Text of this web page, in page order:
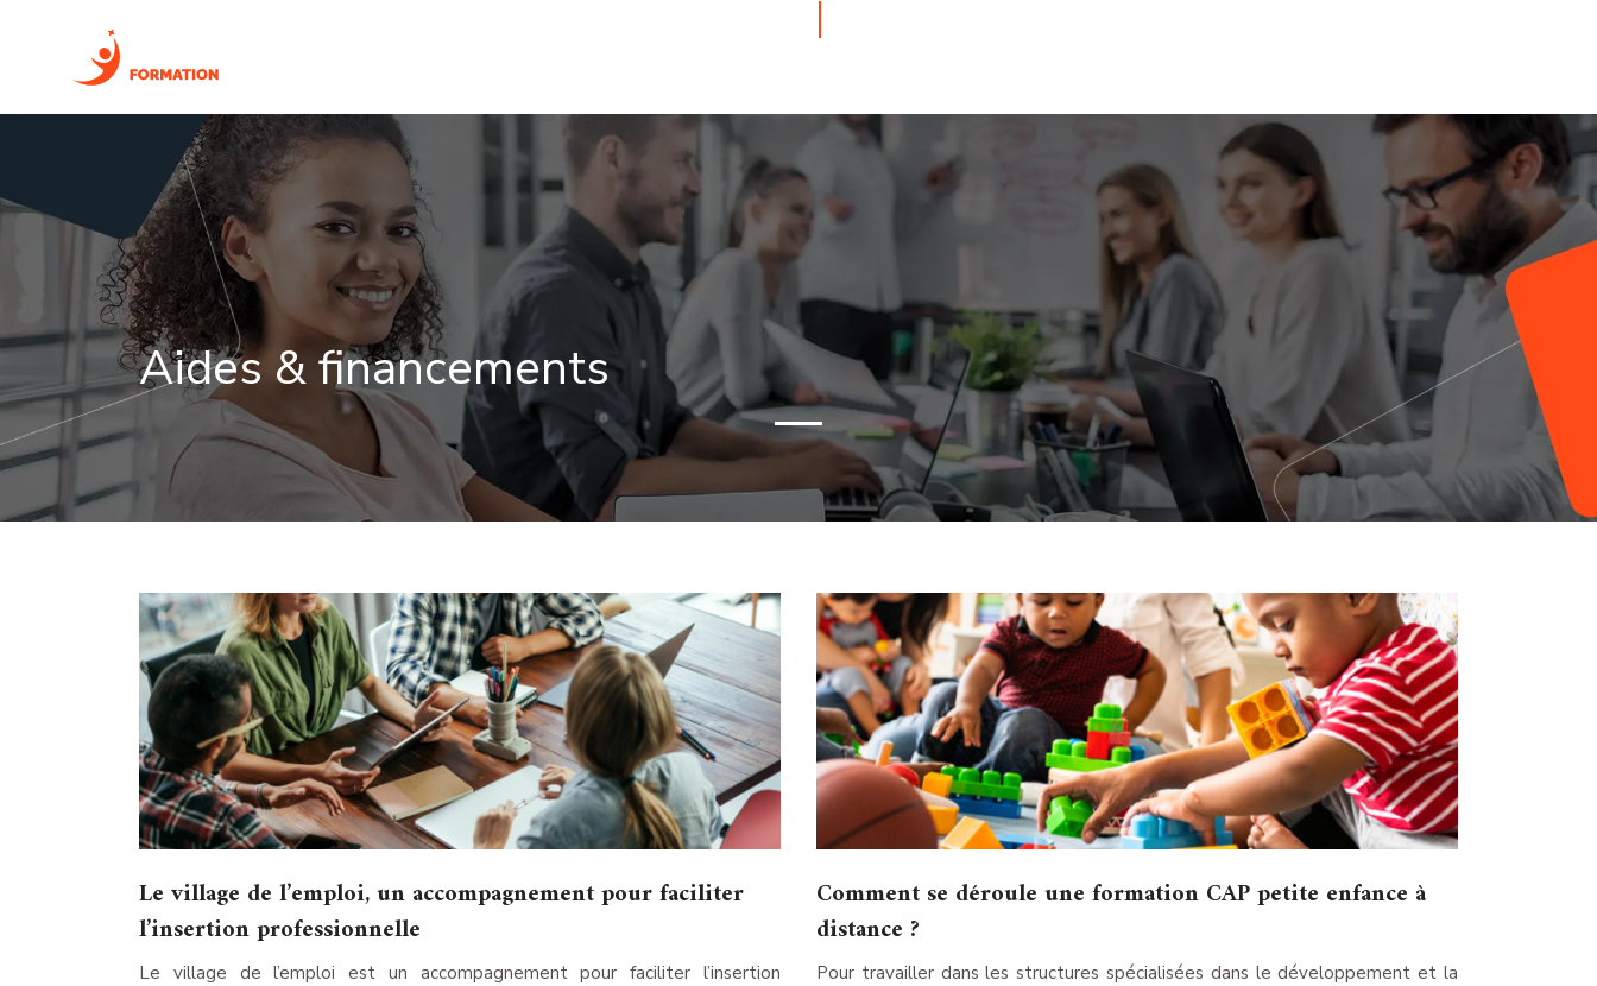
Aides & financements
Le village de l’emploi, un accompagnement pour faciliter
l’insertion professionnelle
Le village de l’emploi est un accompagnement pour faciliter l’insertion
Comment se déroule une formation CAP petite enfance à
distance ?
Pour travailler dans les structures spécialisées dans le développement et la